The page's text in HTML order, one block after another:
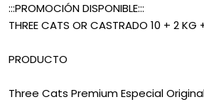
:::PROMOCIÓN DISPONIBLE:::
THREE CATS OR CASTRADO 10 + 2 KG
PRODUCTO
Three Cats Premium Especial